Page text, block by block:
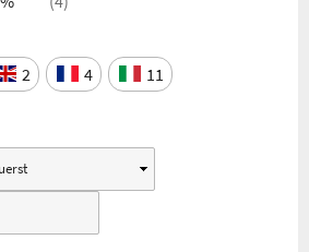
2 4 11